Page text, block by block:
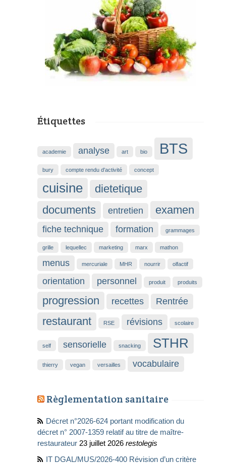
Étiquettes
academie analyse art bio BTS
bury compte rendu d'activité concept
cuisine
dietetique
documents
entretien examen
fiche technique formation grammages
grille lequellec marketing marx mathon
menus mercuriale MHR nourrir olfactif
orientation personnel produit produits
progression recettes Rentrée
restaurant RSE révisions scolaire
self sensorielle snacking STHR
thierry vegan versailles vocabulaire
Règlementation sanitaire
Décret n°2026-624 portant modification du
décret n° 2007-1359 relatif au titre de maître-
restaurateur 23 juillet 2026 restolegis
IT DGAL/MUS/2026-400 Révision d’un critère